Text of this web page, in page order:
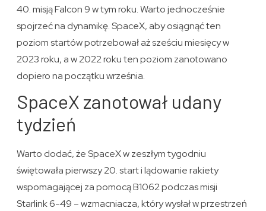
40. misją Falcon 9 w tym roku. Warto jednocześnie
spojrzeć na dynamikę. SpaceX, aby osiągnąć ten
poziom startów potrzebował aż sześciu miesięcy w
2023 roku, a w 2022 roku ten poziom zanotowano
dopiero na początku września.
SpaceX zanotował udany
tydzień
Warto dodać, że SpaceX w zeszłym tygodniu
świętowała pierwszy 20. start i lądowanie rakiety
wspomagającej za pomocą B1062 podczas misji
Starlink 6-49 – wzmacniacza, który wysłał w przestrzeń